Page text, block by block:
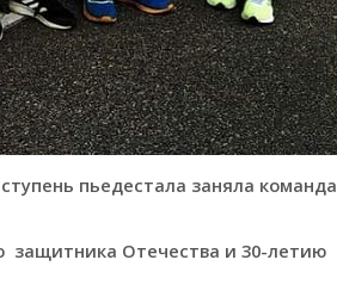
пьедестала заняла команда
защитника Отечества и 30-летию